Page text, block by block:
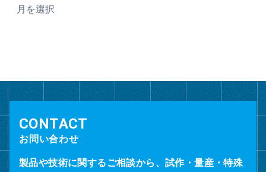
ー
お問い合わせ
製品や技術に関するご相談から、試作・量産・特殊